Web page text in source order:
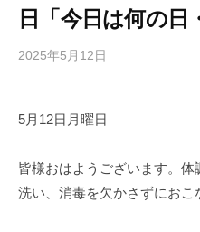
日「今日は何の日
2025年5月12日
a
s
メ
ン
5月12日月曜日
皆様おはようございます。
洗い、消毒を欠かさずにおこ